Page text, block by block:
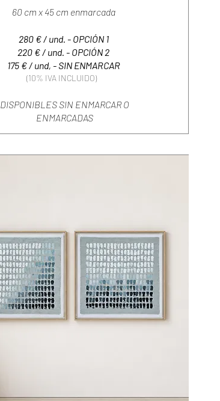
60 cm x 45 cm enmarcada
280 € / und. - OPCIÓN 1
220 € / und. - OPCIÓN 2
175 € / und, - SIN ENMARCAR
(10% IVA INCLUIDO)
DISPONIBLES SIN ENMARCAR O
ENMARCADAS